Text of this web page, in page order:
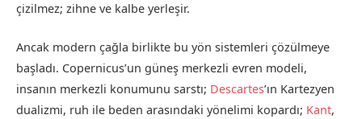
çizilmez; zihne ve kalbe yerleşir.
Ancak modern çağla birlikte bu yön sistemleri çözülmeye
başladı. Copernicus’un güneş merkezli evren modeli,
insanın merkezli konumunu sarstı; Descartes’ın Kartezyen
dualizmi, ruh ile beden arasındaki yönelimi kopardı; Kant,